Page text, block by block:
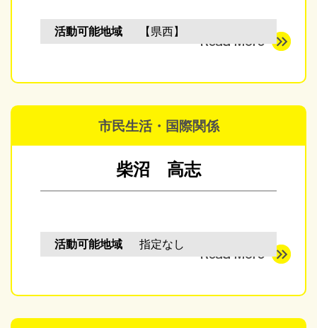
活動可能地域 【県西】
市民生活・国際関係
柴沼 高志
活動可能地域 指定なし